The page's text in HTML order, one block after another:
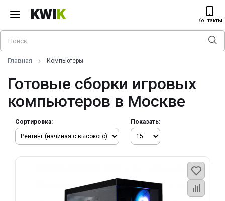
KWIK Контакты
Главная Компьютеры
Готовые сборки игровых
компьютеров в Москве
Сортировка: Показать: